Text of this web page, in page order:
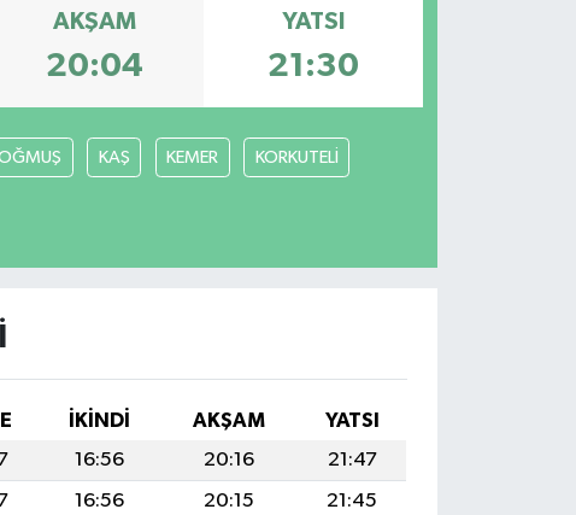
AKŞAM
20:04
YATSI
21:30
KAŞ KEMER KORKUTELİ
İKINDI AKŞAM
YATSI
16:56 20:16
21:47
16:56 20:15
21:45